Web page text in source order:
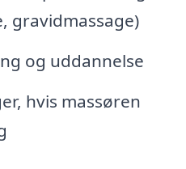
gravidmassage)
og uddannelse
hvis massøren